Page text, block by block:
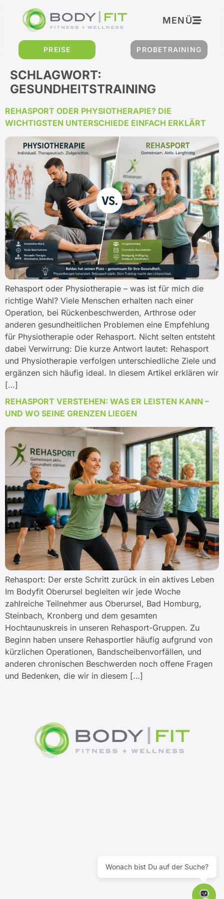
springen
MENÜ
PREISE PROBETRAINING
SCHLAGWORT:
GESUNDHEITSTRAINING
REHASPORT ODER PHYSIOTHERAPIE? DIE
WICHTIGSTEN UNTERSCHIEDE EINFACH ERKLÄRT
Rehasport oder Physiotherapie – was ist für mich die
richtige Wahl? Viele Menschen erhalten nach einer
Operation, bei Rückenbeschwerden, Arthrose oder
anderen gesundheitlichen Problemen eine Empfehlung
für Physiotherapie oder Rehasport. Nicht selten entsteht
dabei Verwirrung: Die kurze Antwort lautet: Rehasport
und Physiotherapie verfolgen unterschiedliche Ziele und
ergänzen sich häufig ideal. In diesem Artikel erklären wir
[…]
REHASPORT VERSTEHEN: WAS ER LEISTEN KANN –
UND WO SEINE GRENZEN LIEGEN
Rehasport: Der erste Schritt zurück in ein aktives Leben
Im Bodyfit Oberursel begleiten wir jede Woche
zahlreiche Teilnehmer aus Oberursel, Bad Homburg,
Steinbach, Kronberg und dem gesamten
Hochtaunuskreis in unseren Rehasport-Gruppen. Zu
Beginn haben unsere Rehasportler häufig aufgrund von
kürzlichen Operationen, Bandscheibenvorfällen, und
anderen chronischen Beschwerden noch offene Fragen
und Bedenken, die wir in diesem […]
Wonach bist Du auf der Suche?